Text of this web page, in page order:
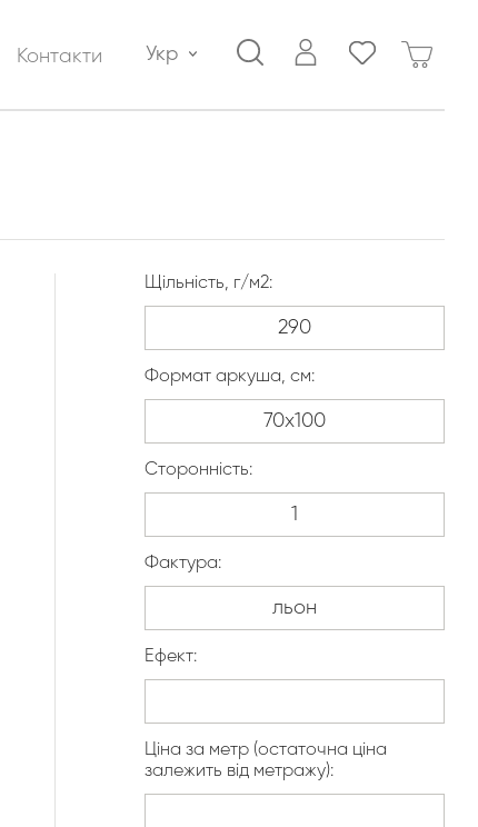
Контакти Укр
Щільність, г/м2:
Формат аркуша, см:
Сторонність:
Фактура:
Ефект:
Ціна за метр (остаточна ціна
залежить від метражу):